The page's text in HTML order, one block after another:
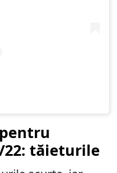
22: tăieturile